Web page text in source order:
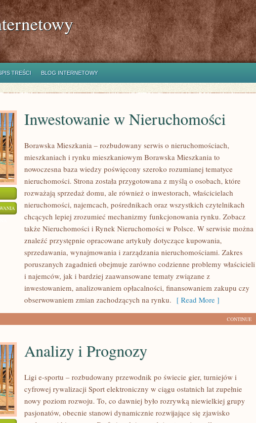
TREŚCI BLOG INTERNETOWY
INWESTOWANIE
NIERUCHOMOŚCI
Inwestowanie w Nieruchomości
Borawska Mieszkania – rozbudowany serwis o nieruchomościach,
mieszkaniach i rynku mieszkaniowym Borawska Mieszkania to
nowoczesna baza wiedzy poświęcony szeroko rozumianej tematyce
nieruchomości. Strona została przygotowana z myślą o osobach, które
rozważają sprzedaż domu, ale również o inwestorach, właścicielach
nieruchomości, najemcach, pośrednikach oraz wszystkich czytelnikach
chcących lepiej zrozumieć mechanizmy funkcjonowania rynku. Zobacz
także Nieruchomości i Rynek Nieruchomości w Polsce. W serwisie można
znaleźć przystępnie opracowane artykuły dotyczące kupowania,
sprzedawania, wynajmowania i zarządzania nieruchomościami. Zakres
poruszanych zagadnień obejmuje zarówno codzienne problemy właścicieli
i najemców, jak i bardziej zaawansowane tematy związane z
inwestowaniem, analizowaniem opłacalności, finansowaniem zakupu czy
obserwowaniem zmian zachodzących na rynku. [ Read More ]
CONTINUE
Analizy i Prognozy
Ligi e-sportu – rozbudowany przewodnik po świecie gier, turniejów i
cyfrowej rywalizacji Sport elektroniczny w ciągu ostatnich lat zupełnie
nowy poziom rozwoju. To, co dawniej było rozrywką niewielkiej grupy
pasjonatów, obecnie stanowi dynamicznie rozwijające się zjawisko